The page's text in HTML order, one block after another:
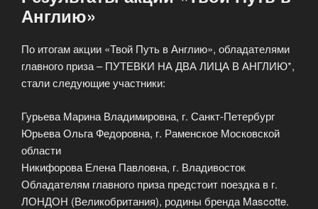
Англию»
По итогам акции «Твой Путь в Англию», обладателями
главного приза – ПУТЕВКИ НА ДВА ЛИЦА В АНГЛИЮ*,
стали следующие участники:
Гурьева Марина Владимировна, г. Санкт-Петербург
Юрьева Ольга Федоровна, г. Раменское Московской
области
Никифорова Елена Павловна, г. Владивосток
Обладателям главного приза предстоит поездка в г.
ЛОНДОН (Великобритания), родины бренда Mascotte.